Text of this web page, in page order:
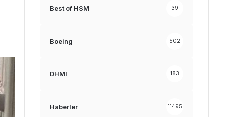
Best of HSM 39
Boeing 502
DHMI 183
Haberler 11495